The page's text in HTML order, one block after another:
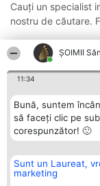
ŞOIMII
11:34
Bună, suntem
să faceți clic pe
corespunzător! 🙂
Sunt un Laureat,
marketing
Cauți un specialist
nostru de căutare.
Organizator Ranking
BRIGHT SOLUTIONS BR SRL